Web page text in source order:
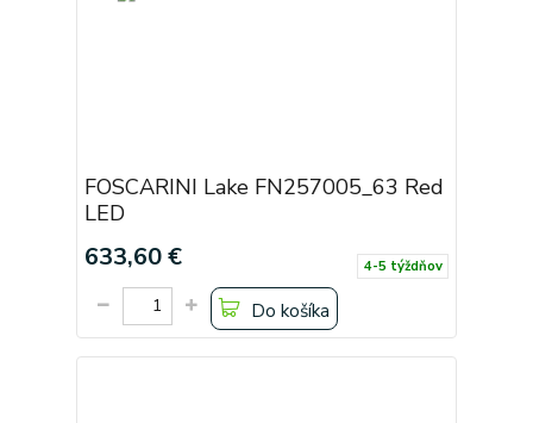
FOSCARINI Lake FN257005_63 Red
LED
633,60 € 4-5 týždňov
Do košíka